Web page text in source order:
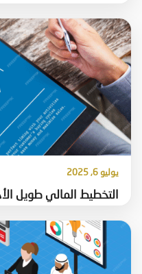
التخطيط المالي طويل
يوليو 6, 2025